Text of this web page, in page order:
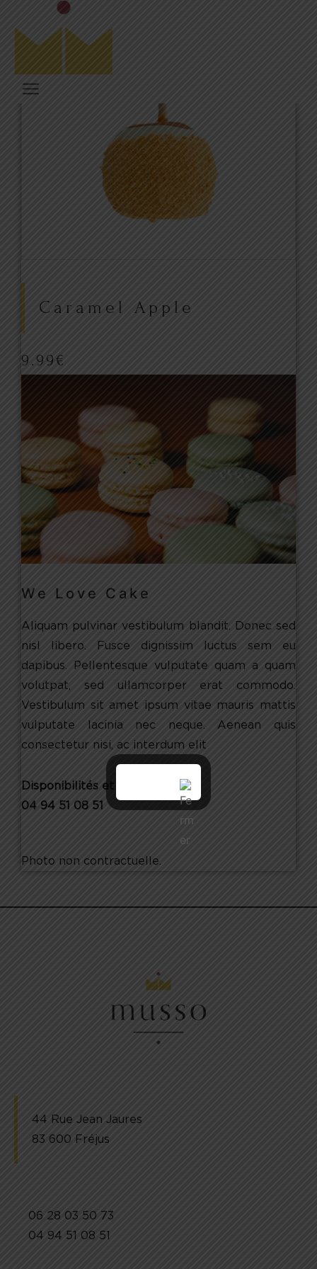
Caramel Apple
9.99€
We Love Cake
Aliquam pulvinar vestibulum blandit. Donec sed
nisl libero. Fusce dignissim luctus sem eu
dapibus. Pellentesque vulputate quam a quam
volutpat, sed ullamcorper erat commodo.
Vestibulum sit amet ipsum vitae mauris mattis
vulputate lacinia nec neque. Aenean quis
consectetur nisi, ac interdum elit
Disponibilités et réservations :
04 94 51 08 51
Photo non contractuelle.
44 Rue Jean Jaures
83 600 Fréjus
06 28 03 50 73
04 94 51 08 51